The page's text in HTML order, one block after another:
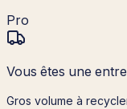
Pro
Vous êtes une
Gros volume à